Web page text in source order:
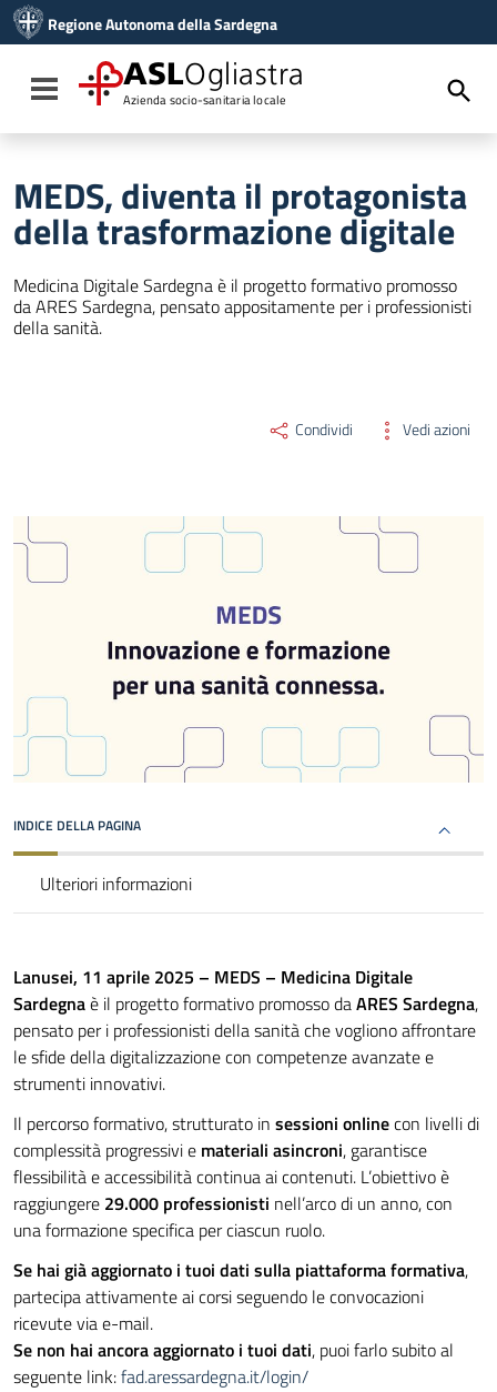
Vai al menu di navigazione
Vai al footer
Regione Autonoma della Sardegna
Toggle navigation
ASLOgliastra
Azienda socio-sanitaria locale
MEDS, diventa il protagonista
della trasformazione digitale
Medicina Digitale Sardegna è il progetto formativo promosso
da ARES Sardegna, pensato appositamente per i professionisti
della sanità.
Condividi Vedi azioni
INDICE DELLA PAGINA
Ulteriori informazioni
Lanusei, 11 aprile 2025 – MEDS – Medicina Digitale
Sardegnaè il progetto formativo promosso daARES Sardegna,
pensato per i professionisti della sanità che vogliono affrontare
le sfide della digitalizzazione con competenze avanzate e
strumenti innovativi.
Il percorso formativo, strutturato in sessioni onlinecon livelli di
complessità progressivi e materiali asincroni, garantisce
flessibilità e accessibilità continua ai contenuti. L’obiettivo è
raggiungere 29.000 professionisti nell’arco di un anno, con
una formazione specifica per ciascun ruolo.
Se hai già aggiornato i tuoi dati sulla piattaforma formativa,
partecipa attivamente ai corsi seguendo le convocazioni
ricevute via e-mail.
Se non hai ancora aggiornato i tuoi dati, puoi farlo subito al
seguente link:fad.aressardegna.it/login/